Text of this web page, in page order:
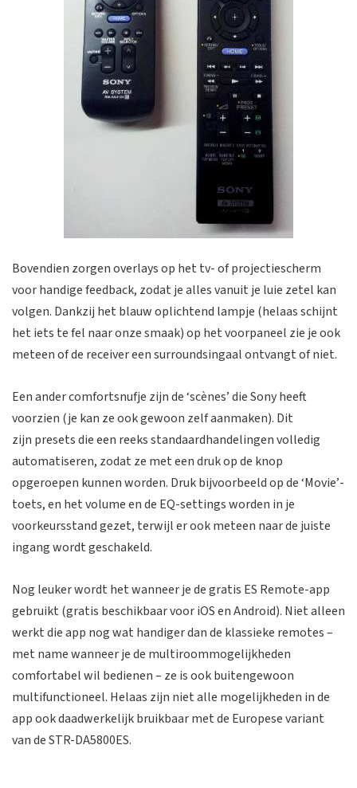
Bovendien zorgen overlays op het tv- of projectiescherm
voor handige feedback, zodat je alles vanuit je luie zetel kan
volgen. Dankzij het blauw oplichtend lampje (helaas schijnt
het iets te fel naar onze smaak) op het voorpaneel zie je ook
meteen of de receiver een surroundsingaal ontvangt of niet.
Een ander comfortsnufje zijn de ‘scènes’ die Sony heeft
voorzien (je kan ze ook gewoon zelf aanmaken). Dit
zijn presets die een reeks standaardhandelingen volledig
automatiseren, zodat ze met een druk op de knop
opgeroepen kunnen worden. Druk bijvoorbeeld op de ‘Movie’-
toets, en het volume en de EQ-settings worden in je
voorkeursstand gezet, terwijl er ook meteen naar de juiste
ingang wordt geschakeld.
Nog leuker wordt het wanneer je de gratis ES Remote-app
gebruikt (gratis beschikbaar voor iOS en Android). Niet alleen
werkt die app nog wat handiger dan de klassieke remotes –
met name wanneer je de multiroommogelijkheden
comfortabel wil bedienen – ze is ook buitengewoon
multifunctioneel. Helaas zijn niet alle mogelijkheden in de
app ook daadwerkelijk bruikbaar met de Europese variant
van de STR-DA5800ES.